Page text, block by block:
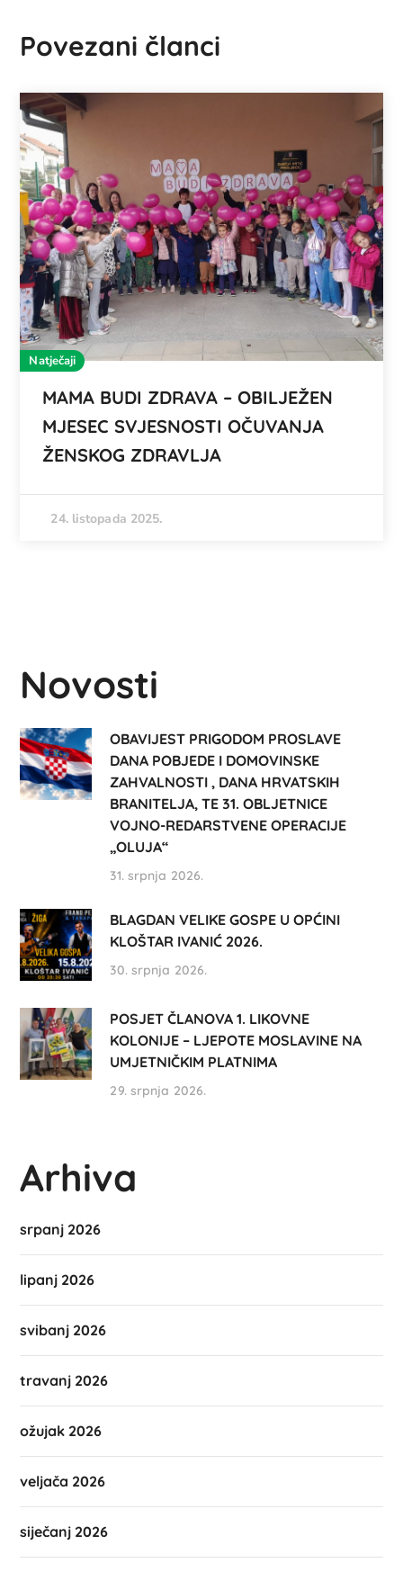
Povezani članci
Natječaji
MAMA BUDI ZDRAVA – OBILJEŽEN
MJESEC SVJESNOSTI OČUVANJA
ŽENSKOG ZDRAVLJA
24. listopada 2025.
Novosti
OBAVIJEST PRIGODOM PROSLAVE
DANA POBJEDE I DOMOVINSKE
ZAHVALNOSTI , DANA HRVATSKIH
BRANITELJA, TE 31. OBLJETNICE
VOJNO-REDARSTVENE OPERACIJE
„OLUJA“
31. srpnja 2026.
BLAGDAN VELIKE GOSPE U OPĆINI
KLOŠTAR IVANIĆ 2026.
30. srpnja 2026.
POSJET ČLANOVA 1. LIKOVNE
KOLONIJE – LJEPOTE MOSLAVINE NA
UMJETNIČKIM PLATNIMA
29. srpnja 2026.
Arhiva
srpanj 2026
lipanj 2026
svibanj 2026
travanj 2026
ožujak 2026
veljača 2026
siječanj 2026